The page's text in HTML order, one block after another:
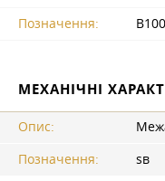
Позначення:
B100
МЕХАНІЧНІ
Опис:
Позначення:
sв